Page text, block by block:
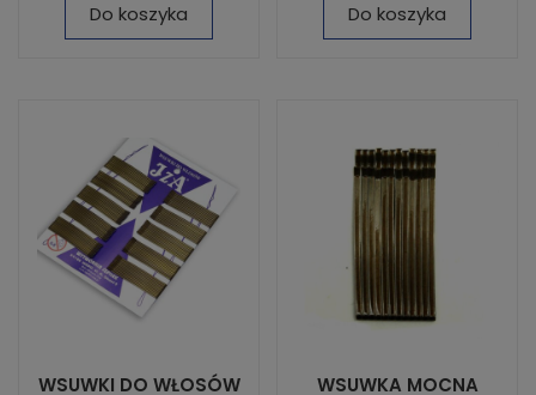
Do koszyka Do koszyka
WSUWKI DO WŁOSÓW
WSUWKA MOCNA